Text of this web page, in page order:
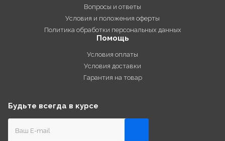
Вопросы и ответы
Условия и положения оферты
Политика обработки персональных данных
Помощь
Условия оплаты
Условия доставки
Гарантия на товар
Будьте всегда в курсе